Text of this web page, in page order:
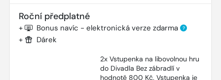
Roční předplatné
+ Bonus navíc - elektronická verze zdarma ?
+ Dárek
2x Vstupenka na libovolnou hru
do Divadla Bez zábradlí v
hodnotě 800 Kč. Vstupenka je